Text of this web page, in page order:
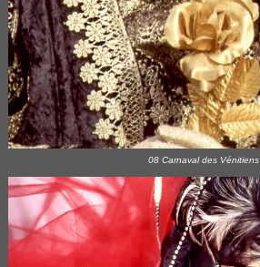
08 Carnaval des Vénitiens